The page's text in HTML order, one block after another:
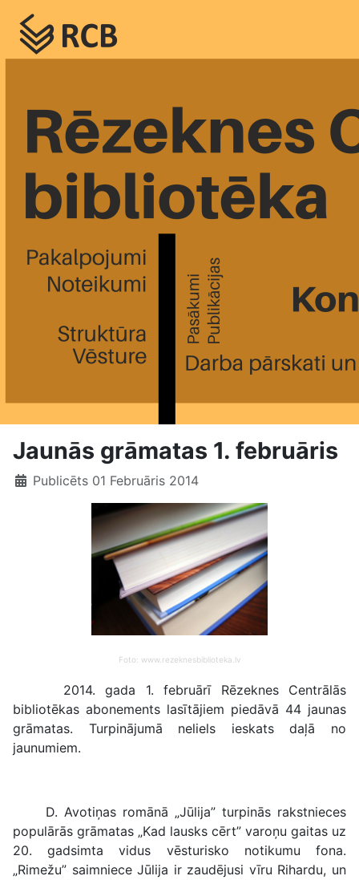
Jaunās grāmatas 1. februāris
Publicēts 01 Februāris 2014
Foto: www.rezeknesbiblioteka.lv
2014. gada 1. februārī Rēzeknes Centrālās
bibliotēkas abonements lasītājiem piedāvā 44 jaunas
grāmatas. Turpinājumā neliels ieskats daļā no
jaunumiem.
D. Avotiņas romānā „Jūlija” turpinās rakstnieces
populārās grāmatas „Kad lausks cērt” varoņu gaitas uz
20. gadsimta vidus vēsturisko notikumu fona.
„Rimežu” saimniece Jūlija ir zaudējusi vīru Rihardu, un